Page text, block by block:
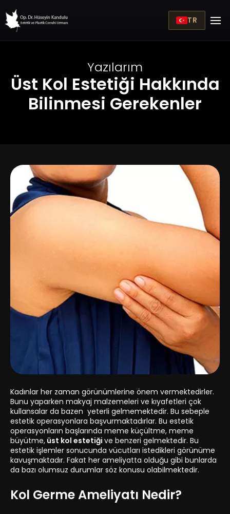
TR
Yazılarım
Üst Kol Estetiği Hakkında
Bilinmesi Gerekenler
Kadınlar her zaman görünümlerine önem vermektedirler.
Bunu yaparken makyaj malzemeleri ve kıyafetleri çok
kullansalar da bazen yeterli gelmemektedir. Bu sebeple
estetik operasyonlara başvurmaktadırlar. Bu estetik
operasyonların başlarında meme küçültme, meme
büyütme, üst kol estetiği ve benzeri gelmektedir. Bu
estetik işlemler sonucunda vücutları istedikleri görünüme
kavuşmaktadır. Fakat her ameliyatta olduğu gibi bunlarda
da bazı olumsuz durumlar söz konusu olabilmektedir.
Kol Germe Ameliyatı Nedir?